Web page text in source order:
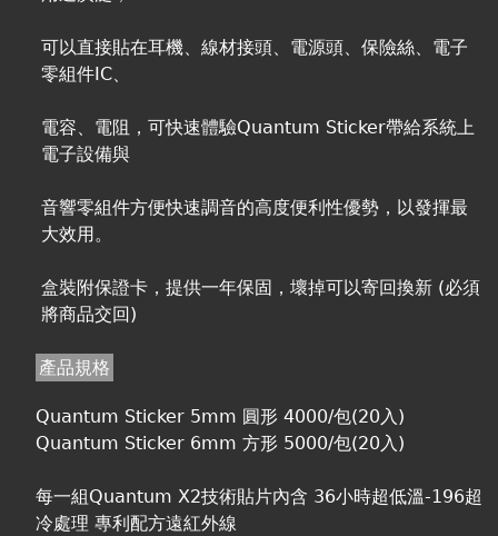
可以直接貼在耳機、線材接頭、電源頭、保險絲、電子
零組件IC、
電容、電阻，可快速體驗Quantum Sticker帶給系統上
電子設備與
音響零組件方便快速調音的高度便利性優勢，以發揮最
大效用。
盒裝附保證卡，提供一年保固，壞掉可以寄回換新 (必須
將商品交回)
產品規格
Quantum Sticker 5mm 圓形 4000/包(20入)
Quantum Sticker 6mm 方形 5000/包(20入)
每一組Quantum X2技術貼片內含 36小時超低溫-196超
冷處理 專利配方遠紅外線